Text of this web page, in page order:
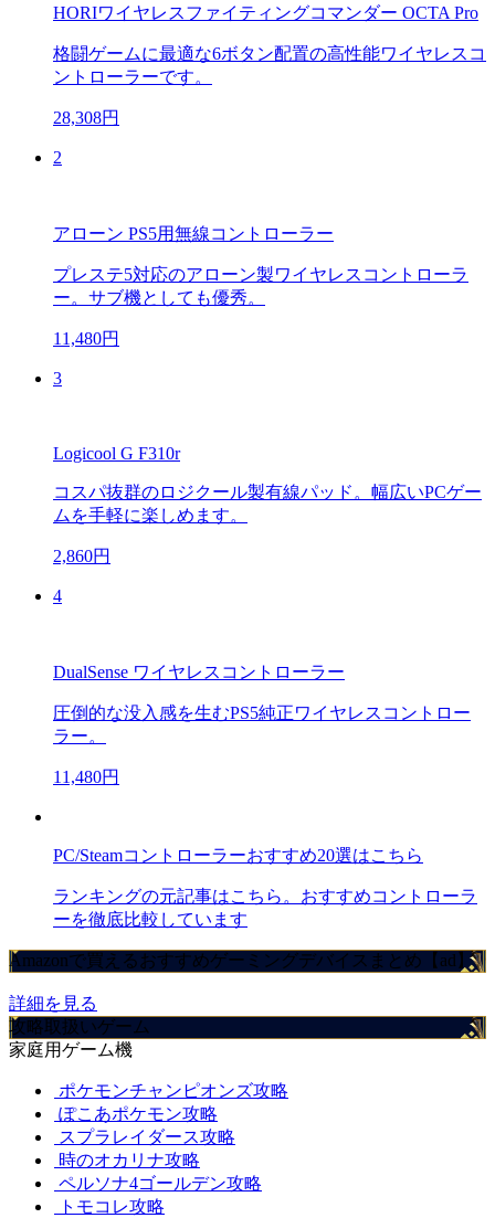
HORIワイヤレスファイティングコマンダー OCTA Pro
格闘ゲームに最適な6ボタン配置の高性能ワイヤレスコ
ントローラーです。
28,308円
2
アローン PS5用無線コントローラー
プレステ5対応のアローン製ワイヤレスコントローラ
ー。サブ機としても優秀。
11,480円
3
Logicool G F310r
コスパ抜群のロジクール製有線パッド。幅広いPCゲー
ムを手軽に楽しめます。
2,860円
4
DualSense ワイヤレスコントローラー
圧倒的な没入感を生むPS5純正ワイヤレスコントロー
ラー。
11,480円
PC/Steamコントローラーおすすめ20選はこちら
ランキングの元記事はこちら。おすすめコントローラ
ーを徹底比較しています
Amazonで買えるおすすめゲーミングデバイスまとめ【ad】
詳細を見る
攻略取扱いゲーム
家庭用ゲーム機
ポケモンチャンピオンズ攻略
ぽこあポケモン攻略
スプラレイダース攻略
時のオカリナ攻略
ペルソナ4ゴールデン攻略
トモコレ攻略